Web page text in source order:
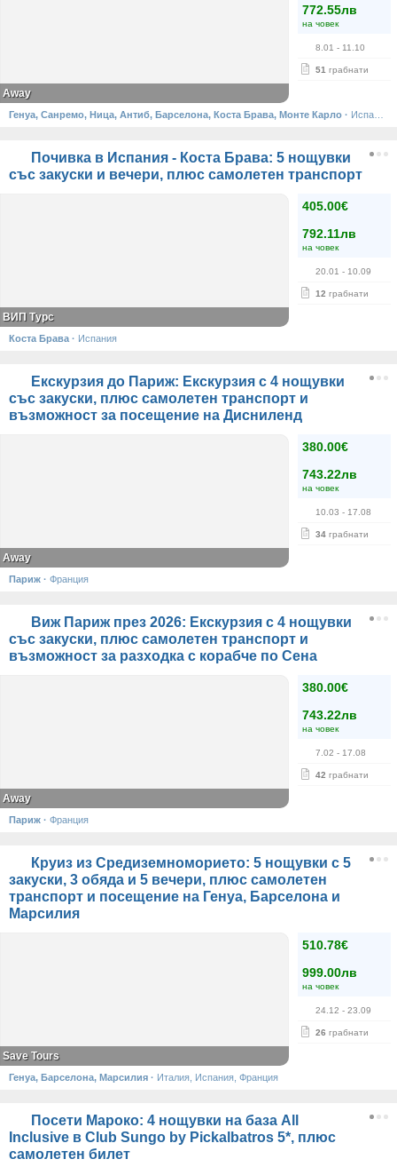
772.55лв
на човек
8.01 - 11.10
51 грабнати
Away
Генуа, Санремо, Ница, Антиб, Барселона, Коста Брава, Монте Карло · Испания, Франция, Италия, Монако
Почивка в Испания - Коста Брава: 5 нощувки
със закуски и вечери, плюс самолетен транспорт
405.00€
792.11лв
на човек
20.01 - 10.09
12 грабнати
ВИП Турс
Коста Брава · Испания
Екскурзия до Париж: Екскурзия с 4 нощувки
със закуски, плюс самолетен транспорт и
възможност за посещение на Дисниленд
380.00€
743.22лв
на човек
10.03 - 17.08
34 грабнати
Away
Париж · Франция
Виж Париж през 2026: Екскурзия с 4 нощувки
със закуски, плюс самолетен транспорт и
възможност за разходка с корабче по Сена
380.00€
743.22лв
на човек
7.02 - 17.08
42 грабнати
Away
Париж · Франция
Круиз из Средиземноморието: 5 нощувки с 5
закуски, 3 обяда и 5 вечери, плюс самолетен
транспорт и посещение на Генуа, Барселона и
Марсилия
510.78€
999.00лв
на човек
24.12 - 23.09
26 грабнати
Save Tours
Генуа, Барселона, Марсилия · Италия, Испания, Франция
Посети Мароко: 4 нощувки на база All
Inclusive в Club Sungo by Pickalbatros 5*, плюс
самолетен билет